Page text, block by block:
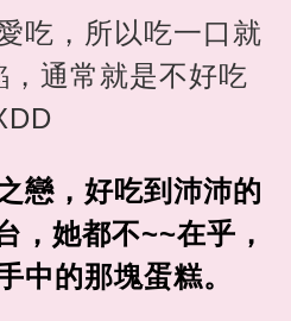
吃，所以吃一口就
通常就是不好吃
戀，好吃到沛沛的
，她都不~~在乎，
中的那塊蛋糕。